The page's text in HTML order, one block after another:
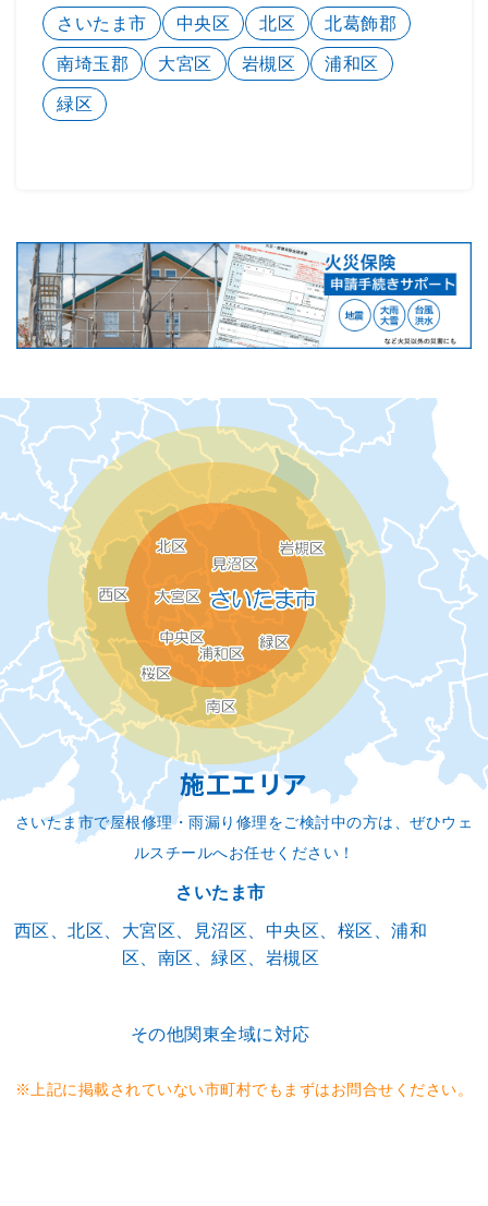
さいたま市 中央区 北区 北葛飾郡
南埼玉郡 大宮区 岩槻区 浦和区
緑区
施工エリア
さいたま市で屋根修理・雨漏り修理をご検討中の方は、ぜひウェ
ルスチールへお任せください！
さいたま市
西区、北区、大宮区、見沼区、中央区、桜区、浦和
区、南区、緑区、岩槻区
その他関東全域に対応
※上記に掲載されていない市町村でもまずはお問合せください。